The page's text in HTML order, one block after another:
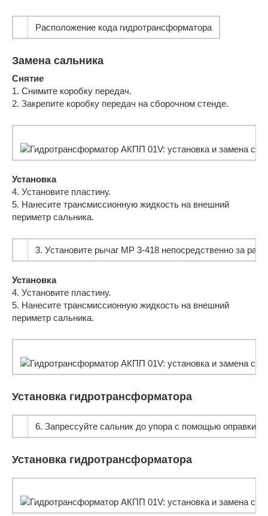
Расположение кода гидротрансформатора
Замена сальника
Снятие
1. Снимите коробку передач.
2. Закрепите коробку передач на сборочном стенде.
Установка
4. Установите пластину.
5. Нанесите трансмиссионную жидкость на внешний
периметр сальника.
3. Установите рычаг MP 3-418 непосредственно за
Установка
4. Установите пластину.
5. Нанесите трансмиссионную жидкость на внешний
периметр сальника.
Установка гидротрансформатора
6. Запрессуйте сальник до упора с помощью оправки
Установка гидротрансформатора